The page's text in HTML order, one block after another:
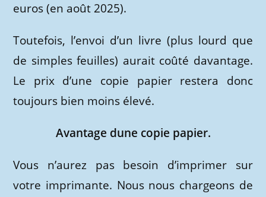
euros (en août 2025).
Toutefois, l’envoi d’un livre (plus lourd que
de simples feuilles) aurait coûté davantage.
Le prix d’une copie papier restera donc
toujours bien moins élevé.
Avantage dune copie papier.
Vous n’aurez pas besoin d’imprimer sur
votre imprimante. Nous nous chargeons de